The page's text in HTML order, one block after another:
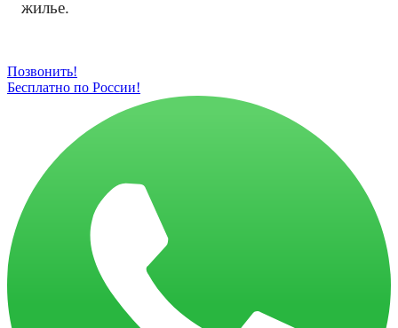
жилье.
Позвонить!
Бесплатно по России!